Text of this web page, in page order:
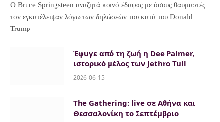
Ο Bruce Springsteen αναζητά κοινό έδαφος με όσους θαυμαστές
τον εγκατέλειψαν λόγω των δηλώσεών του κατά του Donald
Trump
Έφυγε από τη ζωή η Dee Palmer,
ιστορικό μέλος των Jethro Tull
2026-06-15
The Gathering: live σε Αθήνα και
Θεσσαλονίκη το Σεπτέμβριο